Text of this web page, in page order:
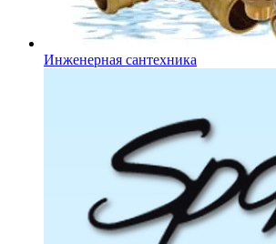
Инженерная сантехника